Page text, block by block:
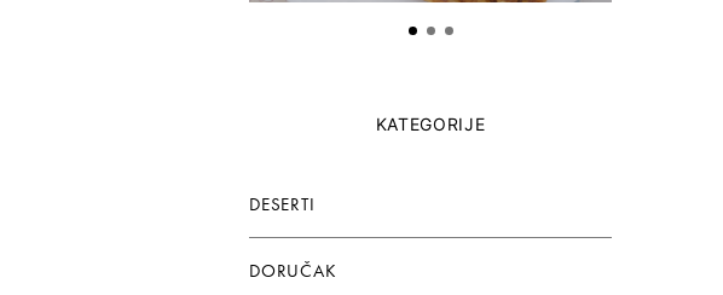
KATEGORIJE
DESERTI
DORUČAK